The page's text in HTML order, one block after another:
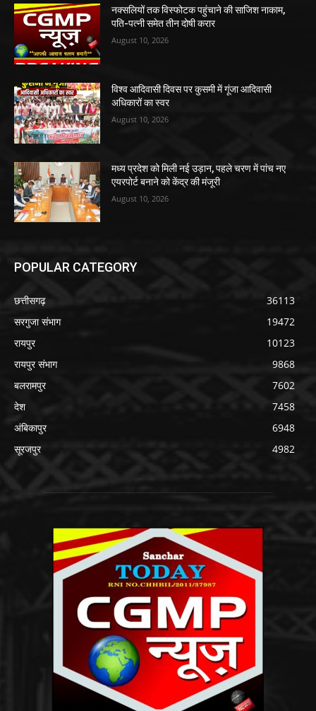
नक्सलियों तक विस्फोटक पहुंचाने की साजिश नाकाम,
पति-पत्नी समेत तीन दोषी करार
August 10, 2026
विश्व आदिवासी दिवस पर कुसमी में गूंजा आदिवासी
अधिकारों का स्वर
August 10, 2026
मध्य प्रदेश को मिली नई उड़ान, पहले चरण में पांच नए
एयरपोर्ट बनाने को केंद्र की मंजूरी
August 10, 2026
POPULAR CATEGORY
छत्तीसगढ़
36113
सरगुजा संभाग
19472
रायपुर
10123
रायपुर संभाग
9868
बलरामपुर
7602
देश
7458
अंबिकापुर
6948
सूरजपुर
4982